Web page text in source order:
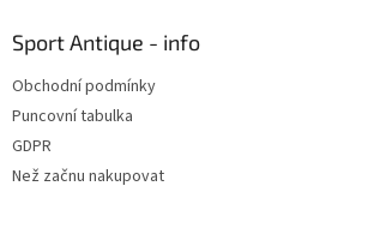
Sport Antique - info
Obchodní podmínky
Puncovní tabulka
GDPR
Než začnu nakupovat